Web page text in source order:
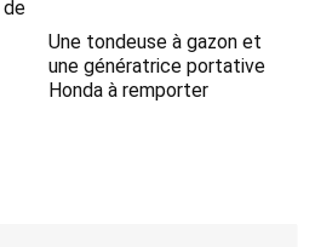
de
Une tondeuse à gazon et
une génératrice portative
Honda à remporter